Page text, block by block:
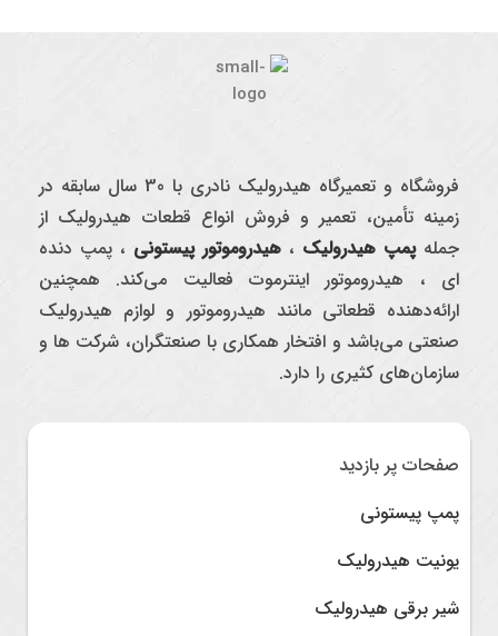
فروشگاه و تعمیرگاه هیدرولیک نادری با 30 سال سابقه در
زمینه تأمین، تعمیر و فروش انواع قطعات هیدرولیک از
جملهپمپ هیدرولیک ، هیدروموتور پیستونی، پمپ دنده
ای ، هیدروموتور اینترموت فعالیت می‌کند. همچنین
ارائه‌دهنده قطعاتی مانند هیدروموتور و لوازم هیدرولیک
صنعتی می‌باشد و افتخار همکاری با صنعتگران، شرکت ها و
سازمان‌های کثیری را دارد.
صفحات پر بازدید
پمپ پیستونی
یونیت هیدرولیک
شیر برقی هیدرولیک